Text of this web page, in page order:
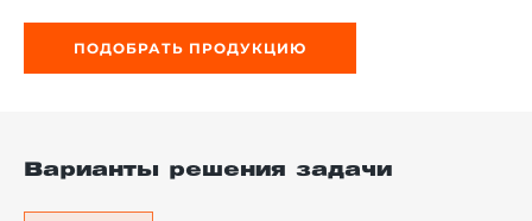
ПОДОБРАТЬ ПРОДУКЦИЮ
Варианты решения задачи